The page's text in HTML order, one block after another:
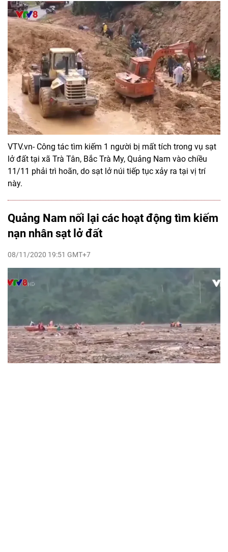
VTV.vn- Công tác tìm kiếm 1 người bị mất tích trong vụ sạt
lở đất tại xã Trà Tân, Bắc Trà My, Quảng Nam vào chiều
11/11 phải trì hoãn, do sạt lở núi tiếp tục xảy ra tại vị trí
này.
Quảng Nam nối lại các hoạt động tìm kiếm
nạn nhân sạt lở đất
08/11/2020 19:51 GMT+7